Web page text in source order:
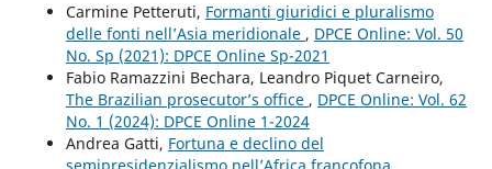
Carmine Petteruti, Formanti giuridici e pluralismo
delle fonti nell’Asia meridionale , DPCE Online: Vol. 50
No. Sp (2021): DPCE Online Sp-2021
Fabio Ramazzini Bechara, Leandro Piquet Carneiro,
The Brazilian prosecutor’s office , DPCE Online: Vol. 62
No. 1 (2024): DPCE Online 1-2024
Andrea Gatti, Fortuna e declino del